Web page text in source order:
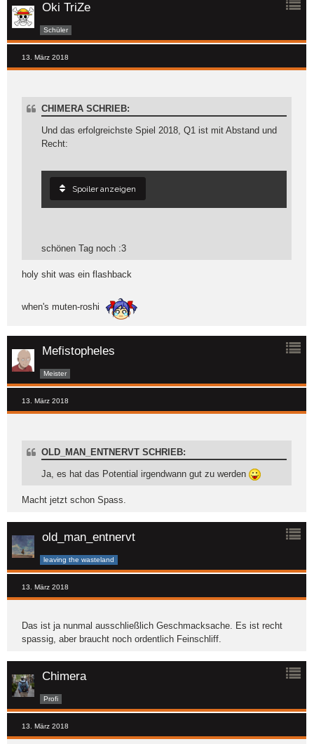
Oki TriZe
Schüler
13. März 2018
CHIMERA SCHRIEB:
Und das erfolgreichste Spiel 2018, Q1 ist mit Abstand und
Recht:
Spoiler anzeigen
schönen Tag noch :3
holy shit was ein flashback
when's muten-roshi
Mefistopheles
Meister
13. März 2018
OLD_MAN_ENTNERVT SCHRIEB:
Ja, es hat das Potential irgendwann gut zu werden
Macht jetzt schon Spass.
old_man_entnervt
leaving the wasteland
13. März 2018
Das ist ja nunmal ausschließlich Geschmacksache. Es ist recht
spassig, aber braucht noch ordentlich Feinschliff.
Chimera
Profi
13. März 2018